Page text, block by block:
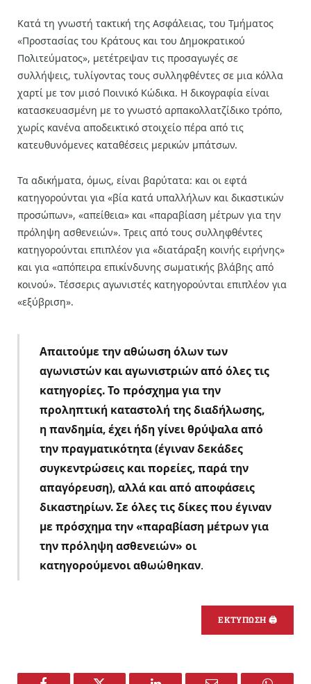
Κατά τη γνωστή τακτική της Ασφάλειας, του Τμήματος
«Προστασίας του Κράτους και του Δημοκρατικού
Πολιτεύματος», μετέτρεψαν τις προσαγωγές σε
συλλήψεις, τυλίγοντας τους συλληφθέντες σε μια κόλλα
χαρτί με τον μισό Ποινικό Κώδικα. Η δικογραφία είναι
κατασκευασμένη με το γνωστό αρπακολλατζίδικο τρόπο,
χωρίς κανένα αποδεικτικό στοιχείο πέρα από τις
κατευθυνόμενες καταθέσεις μερικών μπάτσων.
Τα αδικήματα, όμως, είναι βαρύτατα: και οι εφτά
κατηγορούνται για «βία κατά υπαλλήλων και δικαστικών
προσώπων», «απείθεια» και «παραβίαση μέτρων για την
πρόληψη ασθενειών». Τρεις από τους συλληφθέντες
κατηγορούνται επιπλέον για «διατάραξη κοινής ειρήνης»
και για «απόπειρα επικίνδυνης σωματικής βλάβης από
κοινού». Τέσσερις αγωνιστές κατηγορούνται επιπλέον για
«εξύβριση».
Απαιτούμε την αθώωση όλων των
αγωνιστών και αγωνιστριών από όλες τις
κατηγορίες. Το πρόσχημα για την
προληπτική καταστολή της διαδήλωσης,
η πανδημία, έχει ήδη γίνει θρύψαλα από
την πραγματικότητα (έγιναν δεκάδες
συγκεντρώσεις και πορείες, παρά την
απαγόρευση), αλλά και από αποφάσεις
δικαστηρίων. Σε όλες τις δίκες που έγιναν
με πρόσχημα την «παραβίαση μέτρων για
την πρόληψη ασθενειών» οι
κατηγορούμενοι αθωώθηκαν.
ΕΚΤΥΠΩΣΗ 🖨